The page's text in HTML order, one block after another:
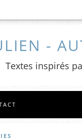
-
Textes inspirés